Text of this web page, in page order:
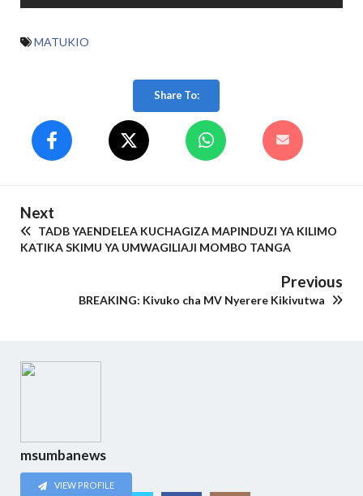
MATUKIO
Share To:
Next
TADB YAENDELEA KUCHAGIZA MAPINDUZI YA KILIMO
KATIKA SKIMU YA UMWAGILIAJI MOMBO TANGA
Previous
BREAKING: Kivuko cha MV Nyerere Kikivutwa
msumbanews
VIEW PROFILE